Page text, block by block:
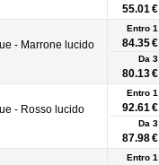
55.01 €
- Marrone lucido
Entro 1
84.35 €
Da 3
80.13 €
- Rosso lucido
Entro 1
92.61 €
Da 3
87.98 €
Entro 1